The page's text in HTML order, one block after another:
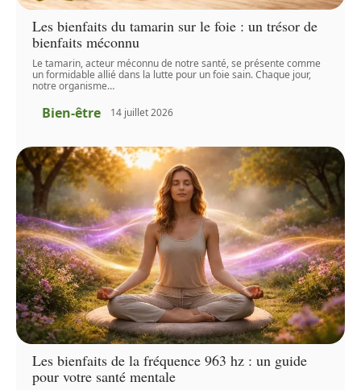
Les bienfaits du tamarin sur le foie : un trésor de
bienfaits méconnu
Le tamarin, acteur méconnu de notre santé, se présente comme
un formidable allié dans la lutte pour un foie sain. Chaque jour,
notre organisme…
Bien-être 14 juillet 2026
Les bienfaits de la fréquence 963 hz : un guide
pour votre santé mentale